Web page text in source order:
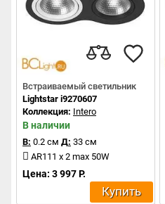
Встраиваемый светильник
Lightstar i9270607
Коллекция: Intero
В наличии
В: 0.2 см Д: 33 см
AR111 x 2 max 50W
Цена: 3 997 Р.
Купить